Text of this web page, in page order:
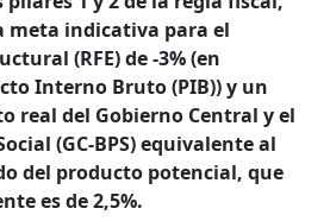
meta indicativa para el
(RFE) de -3% (en
Interno Bruto (PIB)) y un
real del Gobierno Central y el
(GC-BPS) equivalente al
del producto potencial, que
es de 2,5%.